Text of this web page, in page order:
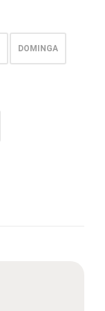
DOMINGA